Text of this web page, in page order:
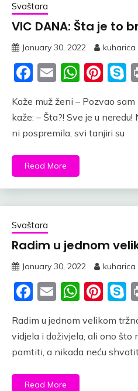
Svaštara
VIC DANA: Šta je to
January 30, 2022 kuharica
Facebook
Email
Kaže muž ženi – Pozvao
kaže: – Šta?! Sve je u
ni pospremila, svi tanjiri su
Read More
Svaštara
Radim u jednom
January 30, 2022 kuharica
Facebook
Email
Radim u jednom velikom
vidjela i doživjela, ali ono što
pamtiti, a nikada neću
Read More